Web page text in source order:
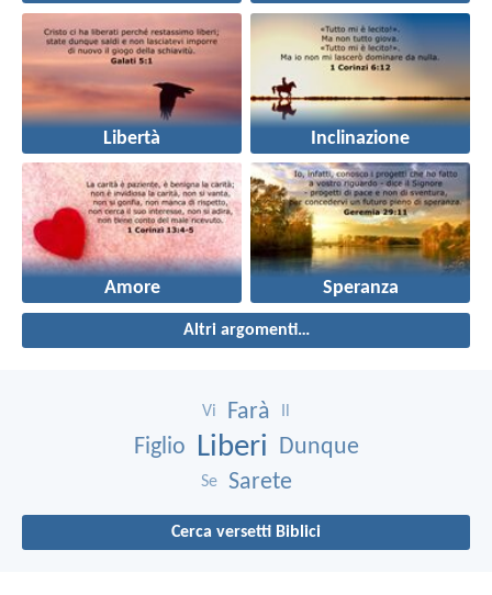
Libertà Inclinazione
Amore Speranza
Altri argomenti…
Vi Farà
Figlio Liberi Dunque
Se Sarete
Cerca versetti Biblici